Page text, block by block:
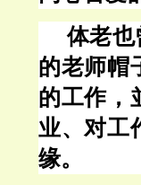
体老也
的老师帽
的工作，
业、对工
缘。